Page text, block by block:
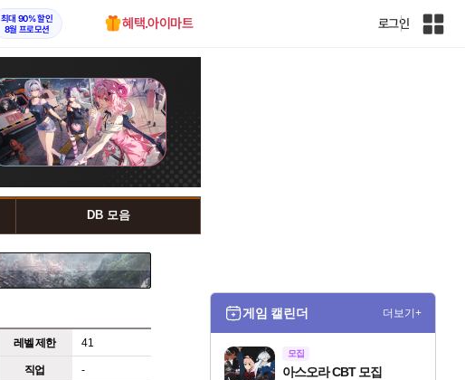
최대 90% 할인
8월 프로모션
혜택.아이마트 로그인
인
DB 모음
레벨 제한 41
직업 -
게임 캘린더 더보기+
모집
아스오라 CBT 모집